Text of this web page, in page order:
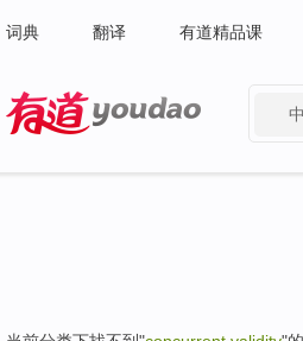
词典 翻译 有道精品课